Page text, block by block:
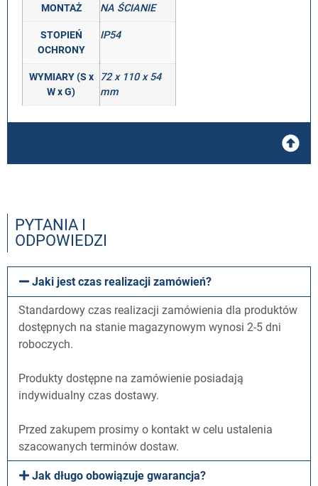
MONTAŻ NA ŚCIANIE
STOPIEŃ
OCHRONY
IP54
WYMIARY (S x
W x G)
72 x 110 x 54
mm
PYTANIA I
ODPOWIEDZI
Jaki jest czas realizacji zamówień?
Standardowy czas realizacji zamówienia dla produktów
dostępnych na stanie magazynowym wynosi 2-5 dni
roboczych.
Produkty dostępne na zamówienie posiadają
indywidualny czas dostawy.
Przed zakupem prosimy o kontakt w celu ustalenia
szacowanych terminów dostaw.
Jak długo obowiązuje gwarancja?